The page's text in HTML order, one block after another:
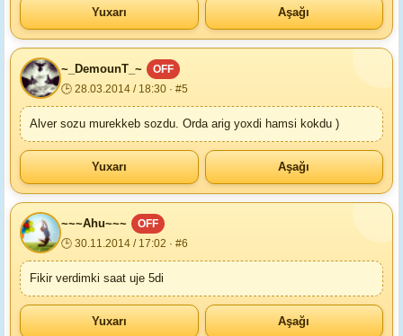
Yuxarı Aşağı
~_DemounT_~
OFF
🕒 28.03.2014 / 18:30 · #5
Alver sozu murekkeb sozdu. Orda arig yoxdi hamsi kokdu )
Yuxarı Aşağı
~~~Ahu~~~
OFF
🕒 30.11.2014 / 17:02 · #6
Fikir verdimki saat uje 5di
Yuxarı Aşağı